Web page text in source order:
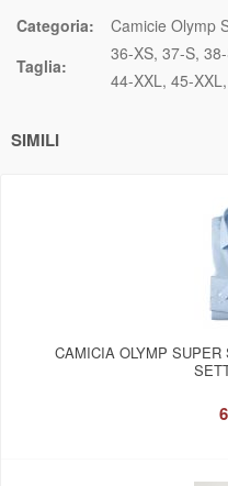
Categoria:
Camicie Olymp
Taglia:
36-XS 37-S
44-XXL 45-XXL
SIMILI
CAMICIA OLYMP SUPER